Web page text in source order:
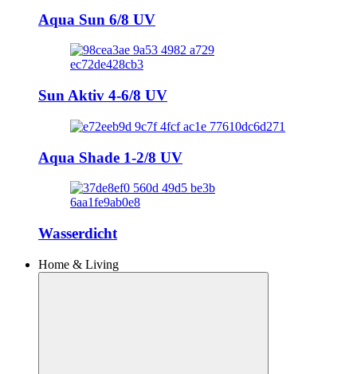
Aqua Sun 6/8 UV
Sun Aktiv 4-6/8 UV
Aqua Shade 1-2/8 UV
Wasserdicht
Home & Living